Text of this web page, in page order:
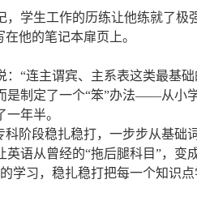
学生工作的历练让他练就了极
他的笔记本扉页上。
“连主谓宾、主系表这类最基
是制定了一个“笨”办法——从小
年半。
阶段稳扎稳打，一步步从基础
语从曾经的“拖后腿科目”，变
学习，稳扎稳打把每一个知识